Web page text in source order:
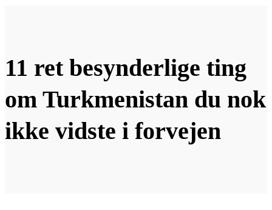
11 ret besynderlige ting
om Turkmenistan du nok
ikke vidste i forvejen